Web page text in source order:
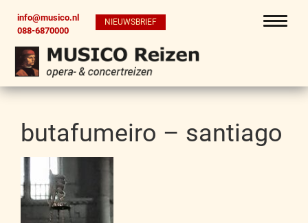
info@musico.nl
088-6870000
NIEUWSBRIEF
butafumeiro – santiago